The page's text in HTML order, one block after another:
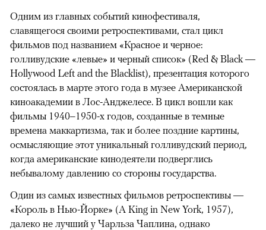
Одним из главных событий кинофестиваля,
славящегося своими ретроспективами, стал цикл
фильмов под названием «Красное и черное:
голливудские «левые» и черный список» (Red & Black —
Hollywood Left and the Blacklist), презентация которого
состоялась в марте этого года в музее Американской
киноакадемии в Лос-Анджелесе. В цикл вошли как
фильмы 1940–1950-х годов, созданные в темные
времена маккартизма, так и более поздние картины,
осмысляющие этот уникальный голливудский период,
когда американские кинодеятели подверглись
небывалому давлению со стороны государства.
Один из самых известных фильмов ретроспективы —
«Король в Нью-Йорке» (A King in New York, 1957),
далеко не лучший у Чарльза Чаплина, однако